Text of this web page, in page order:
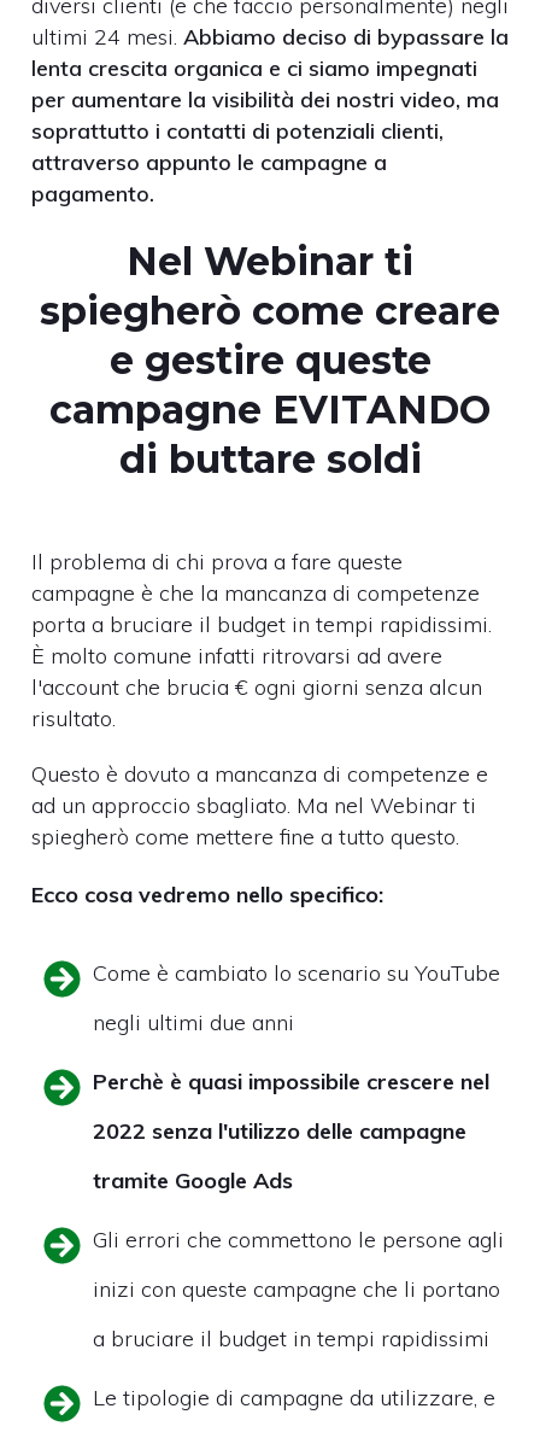
diversi clienti (e che faccio personalmente) negli
ultimi 24 mesi. Abbiamo deciso di bypassare la
lenta crescita organica e ci siamo impegnati
per aumentare la visibilità dei nostri video, ma
soprattutto i contatti di potenziali clienti,
attraverso appunto le campagne a
pagamento.
Nel Webinar ti
spiegherò come creare
e gestire queste
campagne EVITANDO
di buttare soldi
Il problema di chi prova a fare queste
campagne è che la mancanza di competenze
porta a bruciare il budget in tempi rapidissimi.
È molto comune infatti ritrovarsi ad avere
l'account che brucia € ogni giorni senza alcun
risultato.
Questo è dovuto a mancanza di competenze e
ad un approccio sbagliato. Ma nel Webinar ti
spiegherò come mettere fine a tutto questo.
Ecco cosa vedremo nello specifico:
Come è cambiato lo scenario su YouTube
negli ultimi due anni
Perchè è quasi impossibile crescere nel
2022 senza l'utilizzo delle campagne
tramite Google Ads
Gli errori che commettono le persone agli
inizi con queste campagne che li portano
a bruciare il budget in tempi rapidissimi
Le tipologie di campagne da utilizzare, e